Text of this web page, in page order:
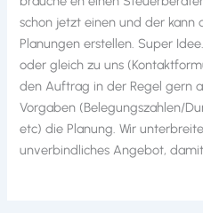
schon jetzt einen und der kann
Planungen erstellen. Super
oder gleich zu uns
den Auftrag in der Regel gern
Vorgaben (Belegungszahlen/
etc) die Planung. Wir
unverbindliches Angebot,